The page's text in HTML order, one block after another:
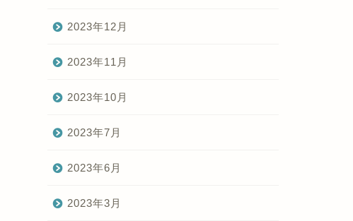
2023年12月
2023年11月
2023年10月
2023年7月
2023年6月
2023年3月